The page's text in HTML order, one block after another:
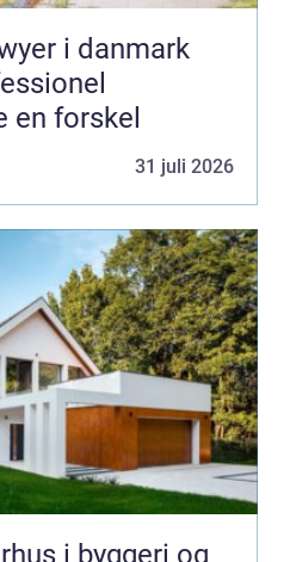
i danmark
en forskel
31 juli 2026
i byggeri og